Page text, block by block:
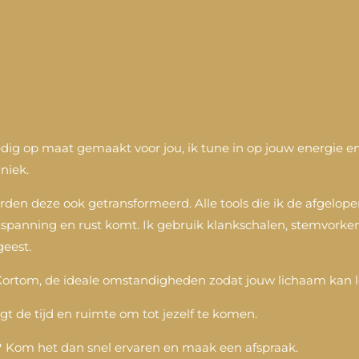
op maat gemaakt voor jou, ik tune in op jouw energie
deze ook getransformeerd. Alle tools die ik de
en rust komt. Ik gebruik klankschalen,
de ideale omstandigheden zodat jouw lichaam
de tijd en ruimte om tot jezelf te komen.
het dan snel ervaren en maak een afspraak.